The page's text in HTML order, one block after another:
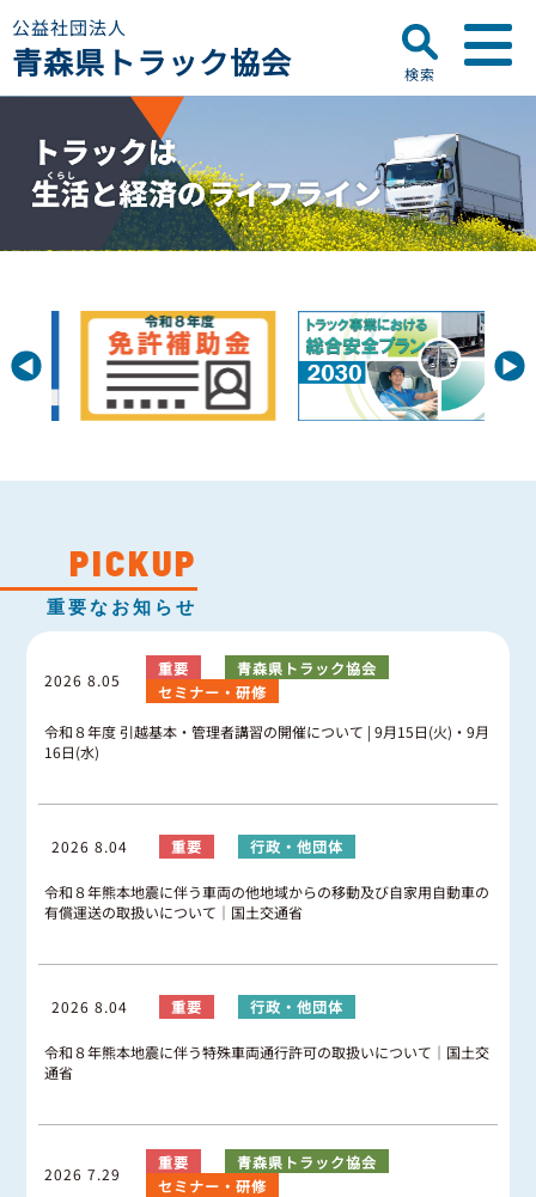
公益社団法人
青森県トラック協会
青森県トラック協会について
プロフィール
ディスクロージャー
お知らせ ▼
行政・他団体
助成・補助金
適正化事業
セミナー・研修
適正化事業 ▼
適正化だより
運送申込・書面化アプリ
利用申し込み
活動報告・協会報
貸出用ビデオライブラリ
会員メール登録・会員情報変更
保有車両台数変更
トラック輸送の役割
緑ナンバートラックとは
Gマークとは
協会の活動
入会のご案内
プライバシーポリシー
検索
PICKUP
重要なお知らせ
2026 8.05
重要
青森県トラック協会
セミナー・研修
令和８年度 引越基本・管理者講習の開催について | 9月15日(火)・9月
16日(水)
2026 8.04 重要 行政・他団体
令和８年熊本地震に伴う車両の他地域からの移動及び自家用自動車の
有償運送の取扱いについて｜国土交通省
2026 8.04 重要 行政・他団体
令和８年熊本地震に伴う特殊車両通行許可の取扱いについて｜国土交
通省
2026 7.29
重要
青森県トラック協会
セミナー・研修